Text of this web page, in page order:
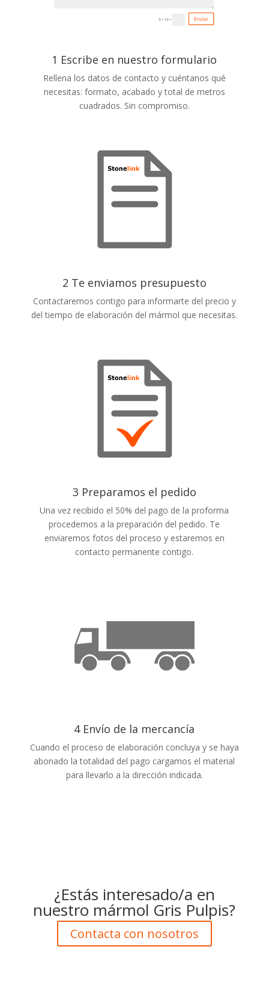
1 Escribe en nuestro formulario
Rellena los datos de contacto y cuéntanos qué
necesitas: formato, acabado y total de metros
cuadrados. Sin compromiso.
2 Te enviamos presupuesto
Contactaremos contigo para informarte del precio y
del tiempo de elaboración del mármol que necesitas.
3 Preparamos el pedido
Una vez recibido el 50% del pago de la proforma
procedemos a la preparación del pedido. Te
enviaremos fotos del proceso y estaremos en
contacto permanente contigo.
4 Envío de la mercancía
Cuando el proceso de elaboración concluya y se haya
abonado la totalidad del pago cargamos el material
para llevarlo a la dirección indicada.
¿Estás interesado/a en
nuestro mármol Gris Pulpis?
Contacta con nosotros